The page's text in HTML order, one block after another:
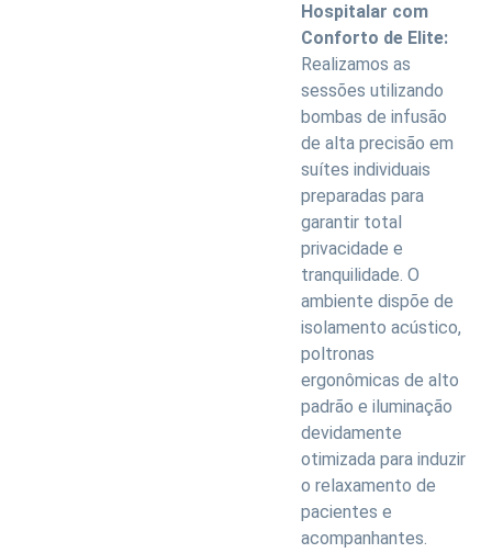
Hospitalar com
Conforto de Elite:
Realizamos as
sessões utilizando
bombas de infusão
de alta precisão em
suítes individuais
preparadas para
garantir total
privacidade e
tranquilidade. O
ambiente dispõe de
isolamento acústico,
poltronas
ergonômicas de alto
padrão e iluminação
devidamente
otimizada para induzir
o relaxamento de
pacientes e
acompanhantes.